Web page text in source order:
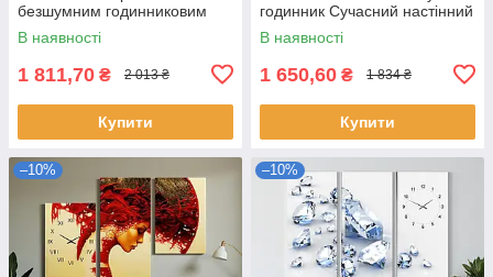
безшумним годинниковим
механізмом Стильний
настінний декор для чоловіків
В наявності
1 811,70 ₴ 2 013 ₴
Купити
годинник Сучасний настінний
декор для кухні, кафе 60х62
см
В наявності
1 650,60 ₴ 1 834 ₴
Купити
–10% –10%